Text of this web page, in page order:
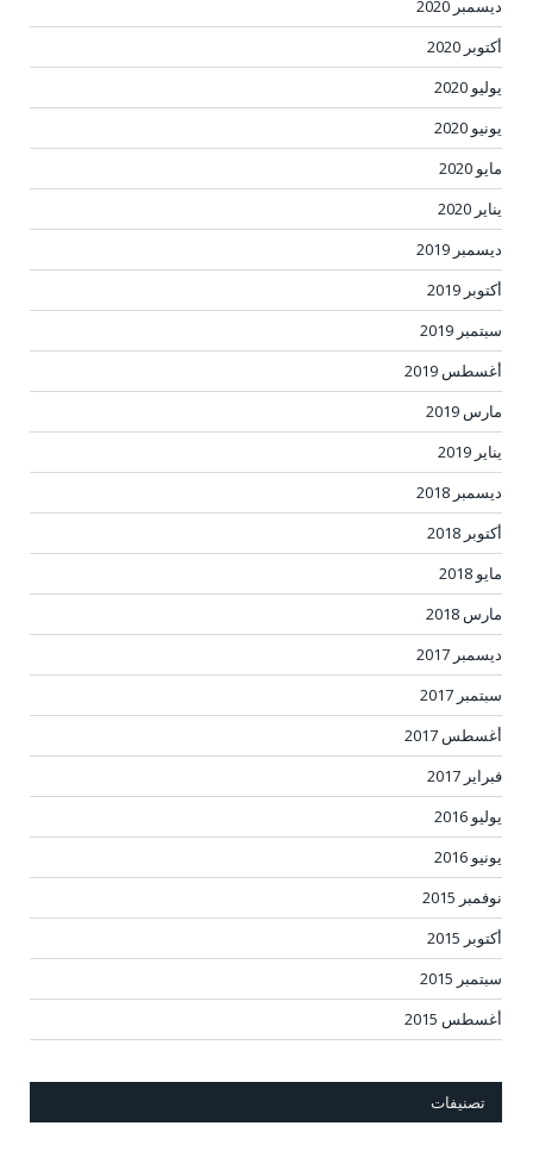
ديسمبر 2020
أكتوبر 2020
يوليو 2020
يونيو 2020
مايو 2020
يناير 2020
ديسمبر 2019
أكتوبر 2019
سبتمبر 2019
أغسطس 2019
مارس 2019
يناير 2019
ديسمبر 2018
أكتوبر 2018
مايو 2018
مارس 2018
ديسمبر 2017
سبتمبر 2017
أغسطس 2017
فبراير 2017
يوليو 2016
يونيو 2016
نوفمبر 2015
أكتوبر 2015
سبتمبر 2015
أغسطس 2015
تصنيفات